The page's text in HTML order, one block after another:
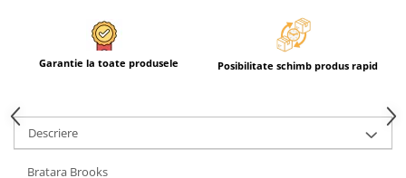
Garantie la toate produsele Posibilitate schimb produs rapid
Descriere
Bratara Brooks